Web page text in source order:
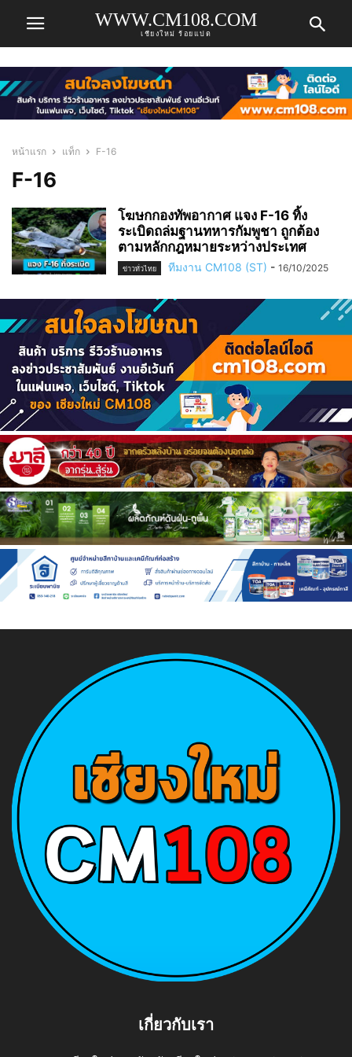
WWW.CM108.COM
เชียงใหม่ ร้อยแปด
หน้าแรก แท็ก F-16
F-16
โฆษกกองทัพอากาศ แจง F-16 ทิ้ง
ระเบิดถล่มฐานทหารกัมพูชา ถูกต้อง
ตามหลักกฎหมายระหว่างประเทศ
ข่าวทั่วไทย ทีมงาน CM108 (ST) - 16/10/2025
เกี่ยวกับเรา